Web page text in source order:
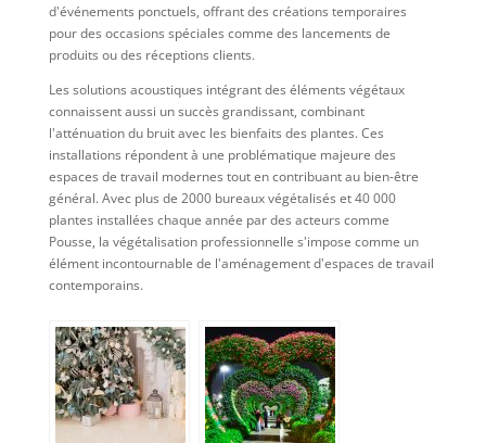
d'événements ponctuels, offrant des créations temporaires
pour des occasions spéciales comme des lancements de
produits ou des réceptions clients.
Les solutions acoustiques intégrant des éléments végétaux
connaissent aussi un succès grandissant, combinant
l'atténuation du bruit avec les bienfaits des plantes. Ces
installations répondent à une problématique majeure des
espaces de travail modernes tout en contribuant au bien-être
général. Avec plus de 2000 bureaux végétalisés et 40 000
plantes installées chaque année par des acteurs comme
Pousse, la végétalisation professionnelle s'impose comme un
élément incontournable de l'aménagement d'espaces de travail
contemporains.